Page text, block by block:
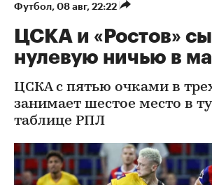
Футбол⁠, 08 авг, 22:22
ЦСКА и «Ростов»
нулевую ничью в
ЦСКА с пятью очками в
занимает шестое место в
таблице РПЛ